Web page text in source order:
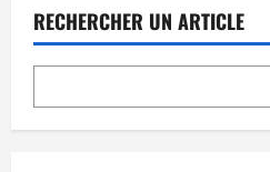
t
i
o
RECHERCHER UN ARTICLE